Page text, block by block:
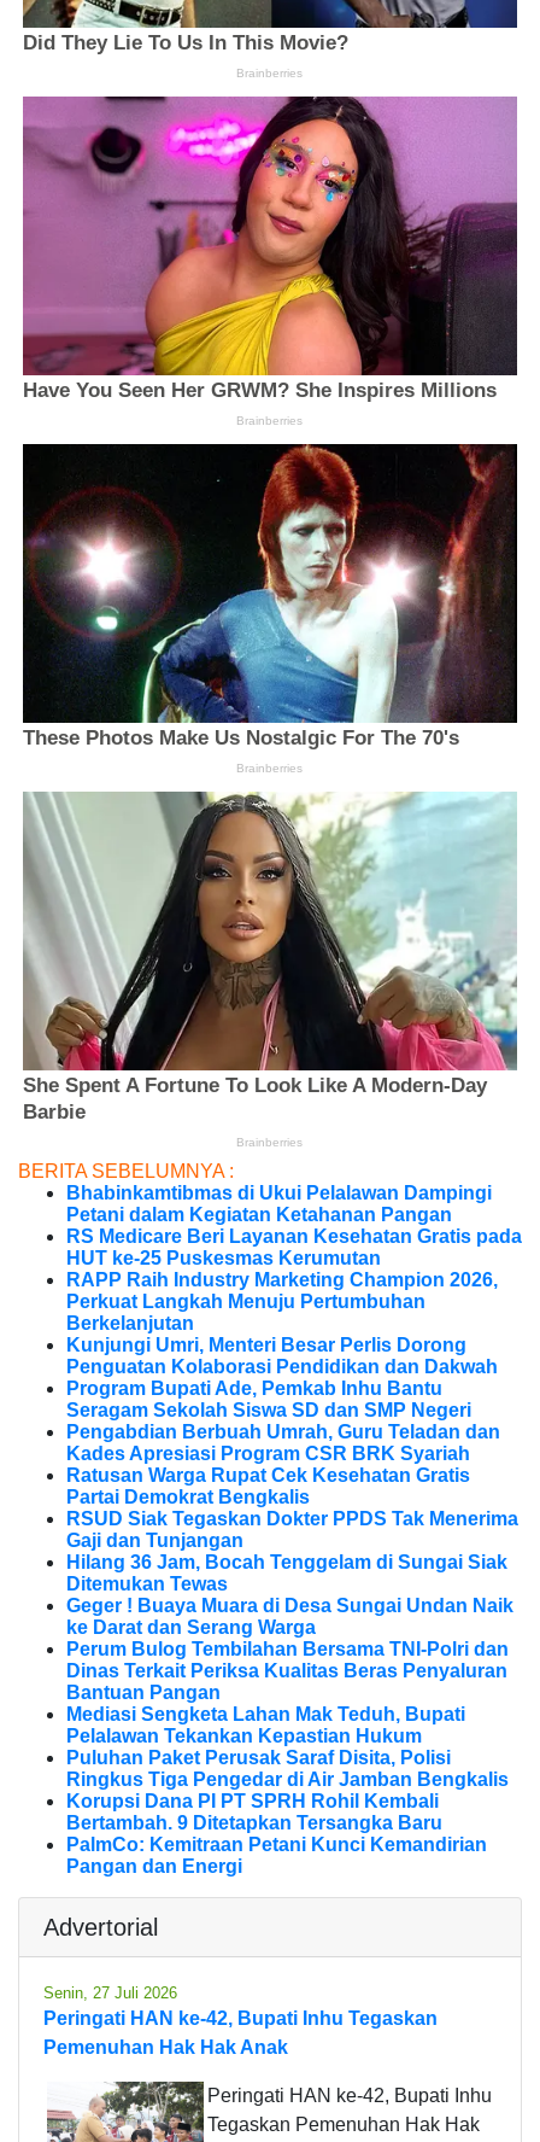
BERITA SEBELUMNYA :
Bhabinkamtibmas di Ukui Pelalawan Dampingi
Petani dalam Kegiatan Ketahanan Pangan
RS Medicare Beri Layanan Kesehatan Gratis pada
HUT ke-25 Puskesmas Kerumutan
RAPP Raih Industry Marketing Champion 2026,
Perkuat Langkah Menuju Pertumbuhan
Berkelanjutan
Kunjungi Umri, Menteri Besar Perlis Dorong
Penguatan Kolaborasi Pendidikan dan Dakwah
Program Bupati Ade, Pemkab Inhu Bantu
Seragam Sekolah Siswa SD dan SMP Negeri
Pengabdian Berbuah Umrah, Guru Teladan dan
Kades Apresiasi Program CSR BRK Syariah
Ratusan Warga Rupat Cek Kesehatan Gratis
Partai Demokrat Bengkalis
RSUD Siak Tegaskan Dokter PPDS Tak Menerima
Gaji dan Tunjangan
Hilang 36 Jam, Bocah Tenggelam di Sungai Siak
Ditemukan Tewas
Geger ! Buaya Muara di Desa Sungai Undan Naik
ke Darat dan Serang Warga
Perum Bulog Tembilahan Bersama TNI-Polri dan
Dinas Terkait Periksa Kualitas Beras Penyaluran
Bantuan Pangan
Mediasi Sengketa Lahan Mak Teduh, Bupati
Pelalawan Tekankan Kepastian Hukum
Puluhan Paket Perusak Saraf Disita, Polisi
Ringkus Tiga Pengedar di Air Jamban Bengkalis
Korupsi Dana PI PT SPRH Rohil Kembali
Bertambah. 9 Ditetapkan Tersangka Baru
PalmCo: Kemitraan Petani Kunci Kemandirian
Pangan dan Energi
Advertorial
Senin, 27 Juli 2026
Peringati HAN ke-42, Bupati Inhu Tegaskan
Pemenuhan Hak Hak Anak
Peringati HAN ke-42, Bupati Inhu
Tegaskan Pemenuhan Hak Hak